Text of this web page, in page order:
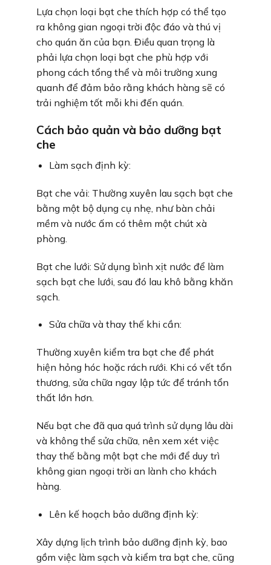
Lựa chọn loại bạt che thích hợp có thể tạo
ra không gian ngoại trời độc đáo và thú vị
cho quán ăn của bạn. Điều quan trọng là
phải lựa chọn loại bạt che phù hợp với
phong cách tổng thể và môi trường xung
quanh để đảm bảo rằng khách hàng sẽ có
trải nghiệm tốt mỗi khi đến quán.
Cách bảo quản và bảo dưỡng bạt
che
Làm sạch định kỳ:
Bạt che vải: Thường xuyên lau sạch bạt che
bằng một bộ dụng cụ nhẹ, như bàn chải
mềm và nước ấm có thêm một chút xà
phòng.
Bạt che lưới: Sử dụng bình xịt nước để làm
sạch bạt che lưới, sau đó lau khô bằng khăn
sạch.
Sửa chữa và thay thế khi cần:
Thường xuyên kiểm tra bạt che để phát
hiện hỏng hóc hoặc rách rưới. Khi có vết tổn
thương, sửa chữa ngay lập tức để tránh tổn
thất lớn hơn.
Nếu bạt che đã qua quá trình sử dụng lâu dài
và không thể sửa chữa, nên xem xét việc
thay thế bằng một bạt che mới để duy trì
không gian ngoại trời an lành cho khách
hàng.
Lên kế hoạch bảo dưỡng định kỳ:
Xây dựng lịch trình bảo dưỡng định kỳ, bao
gồm việc làm sạch và kiểm tra bạt che, cũng